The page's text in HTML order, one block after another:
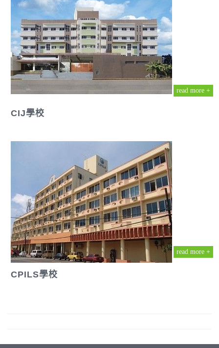
read more +
CIJ學校
read more +
CPILS學校